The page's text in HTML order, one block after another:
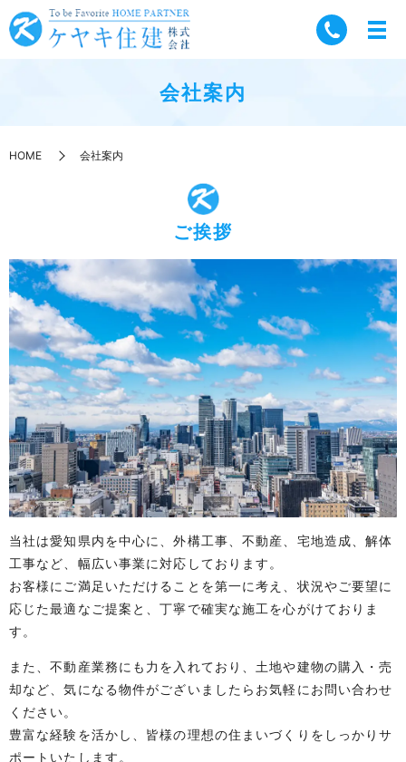
会社案内
HOME 会社案内
ご挨拶
当社は愛知県内を中心に、外構工事、不動産、宅地造成、解体
工事など、幅広い事業に対応しております。
お客様にご満足いただけることを第一に考え、状況やご要望に
応じた最適なご提案と、丁寧で確実な施工を心がけておりま
す。
また、不動産業務にも力を入れており、土地や建物の購入・売
却など、気になる物件がございましたらお気軽にお問い合わせ
ください。
豊富な経験を活かし、皆様の理想の住まいづくりをしっかりサ
ポートいたします。